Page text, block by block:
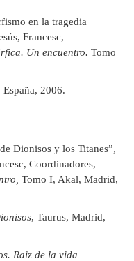
en la tragedia
Francesc,
Un encuentro. Tomo
España, 2006.
Dionisos y los Titanes”,
Coordinadores,
Tomo I, Akal, Madrid,
, Taurus, Madrid,
Raiz de la vida